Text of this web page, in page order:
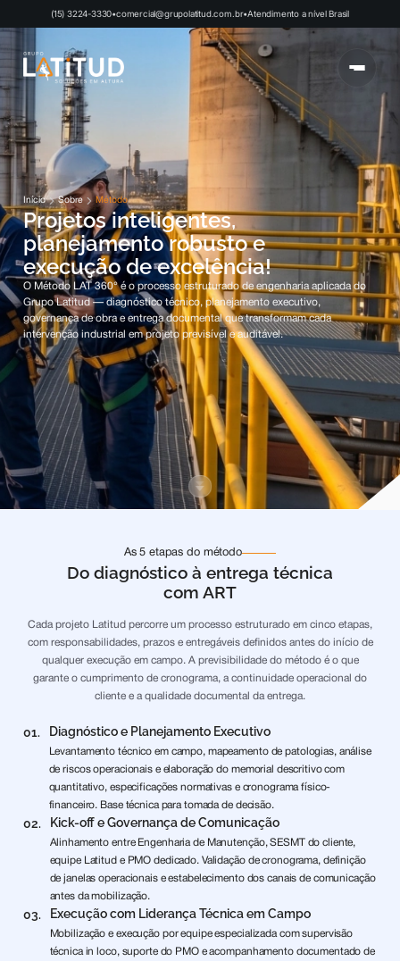
(15) 3224-3330•comercial@grupolatitud.com.br•Atendimento a nível Brasil
Início Sobre Método
Projetos inteligentes,
planejamento robusto e
execução de excelência!
O Método LAT 360° é o processo estruturado de engenharia aplicada do
Grupo Latitud — diagnóstico técnico, planejamento executivo,
governança de obra e entrega documental que transformam cada
intervenção industrial em projeto previsível e auditável.
As 5 etapas do método
Do diagnóstico à entrega técnica
com ART
Cada projeto Latitud percorre um processo estruturado em cinco etapas,
com responsabilidades, prazos e entregáveis definidos antes do início de
qualquer execução em campo. A previsibilidade do método é o que
garante o cumprimento de cronograma, a continuidade operacional do
cliente e a qualidade documental da entrega.
01. Diagnóstico e Planejamento Executivo
Levantamento técnico em campo, mapeamento de patologias, análise
de riscos operacionais e elaboração do memorial descritivo com
quantitativo, especificações normativas e cronograma físico-
financeiro. Base técnica para tomada de decisão.
02. Kick-off e Governança de Comunicação
Alinhamento entre Engenharia de Manutenção, SESMT do cliente,
equipe Latitud e PMO dedicado. Validação de cronograma, definição
de janelas operacionais e estabelecimento dos canais de comunicação
antes da mobilização.
03. Execução com Liderança Técnica em Campo
Mobilização e execução por equipe especializada com supervisão
técnica in loco, suporte do PMO e acompanhamento documentado de